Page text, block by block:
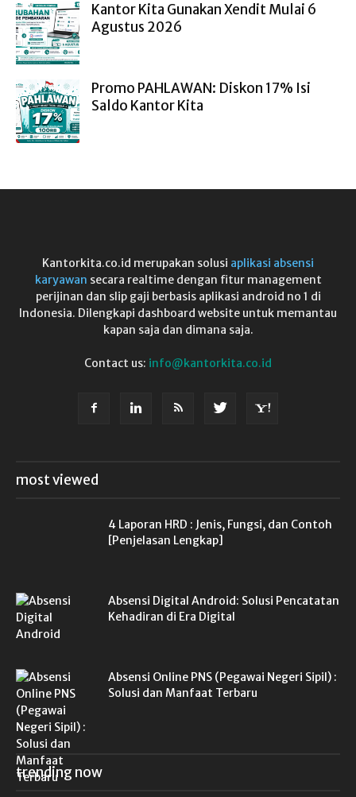
Kantor Kita Gunakan Xendit Mulai 6
Agustus 2026
Promo PAHLAWAN: Diskon 17% Isi
Saldo Kantor Kita
Kantorkita.co.id merupakan solusi aplikasi absensi
karyawan secara realtime dengan fitur management
perijinan dan slip gaji berbasis aplikasi android no 1 di
Indonesia. Dilengkapi dashboard website untuk memantau
kapan saja dan dimana saja.
Contact us: info@kantorkita.co.id
most viewed
4 Laporan HRD : Jenis, Fungsi, dan Contoh
[Penjelasan Lengkap]
Absensi Digital Android: Solusi Pencatatan
Kehadiran di Era Digital
Absensi Online PNS (Pegawai Negeri Sipil) :
Solusi dan Manfaat Terbaru
trending now